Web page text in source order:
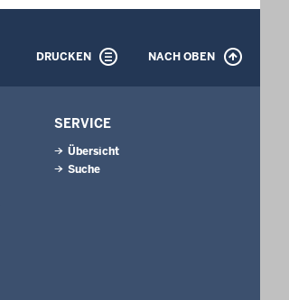
DRUCKEN NACH OBEN
SERVICE
Übersicht
Suche